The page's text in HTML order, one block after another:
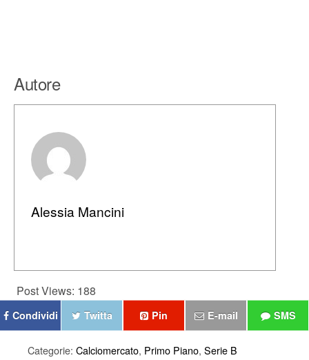
Autore
Alessia Mancini
Post Views: 188
Condividi Twitta Pin E-mail SMS
Categorie: Calciomercato, Primo Piano, Serie B